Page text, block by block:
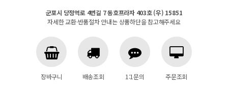
군포시 당정역로 4번길 7 동호프라자 403호 (우) 15851
자세한 교환·반품절차 안내는 상품하단을 참고해주세요
장바구니 배송조회 1:1문의 주문조회